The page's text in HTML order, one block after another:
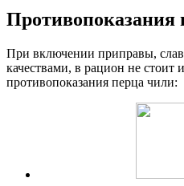
Противопоказания
При включении приправы,
качествами, в рацион не стоит
противопоказания перца чили: